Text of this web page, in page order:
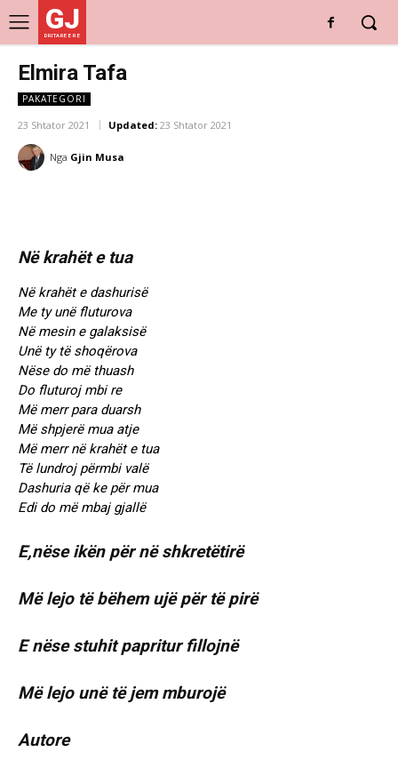
GJ
DRITARE E RE
Elmira Tafa
PAKATEGORI
23 Shtator 2021 Updated: 23 Shtator 2021
Nga Gjin Musa
Në krahët e tua
Në krahët e dashurisë
Me ty unë fluturova
Në mesin e galaksisë
Unë ty të shoqërova
Nëse do më thuash
Do fluturoj mbi re
Më merr para duarsh
Më shpjerë mua atje
Më merr në krahët e tua
Të lundroj përmbi valë
Dashuria që ke për mua
Edi do më mbaj gjallë
E,nëse ikën për në shkretëtirë
Më lejo të bëhem ujë për të pirë
E nëse stuhit papritur fillojnë
Më lejo unë të jem mburojë
Autore